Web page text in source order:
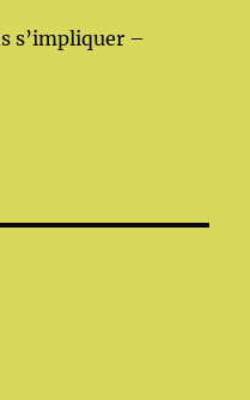
s’impliquer –